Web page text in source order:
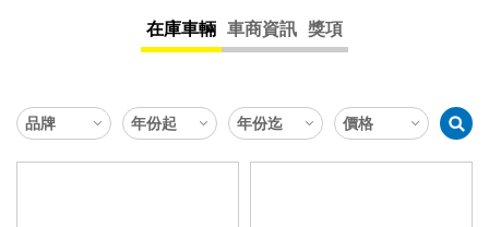
星期四
星期五
在庫車輛 車商資訊 獎項